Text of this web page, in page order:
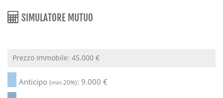
SIMULATORE MUTUO
Prezzo Immobile: 45.000 €
Anticipo (min 20%): 9.000 €